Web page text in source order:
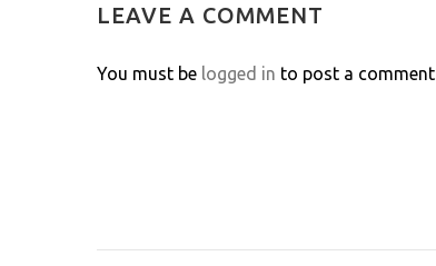
LEAVE A COMMENT
You must be logged in to post a comment.